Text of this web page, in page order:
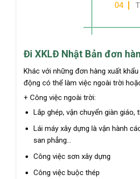
Đi XKLĐ Nhật Bản đơn
Khác với những đơn hàng xuất
động có thể làm việc ngoài trời
+ Công việc ngoài trời:
Lắp ghép, vận chuyển giàn
Lái máy xây dựng là vận hành
san phẳng…
Công việc sơn xây dựng
Công việc buộc thép